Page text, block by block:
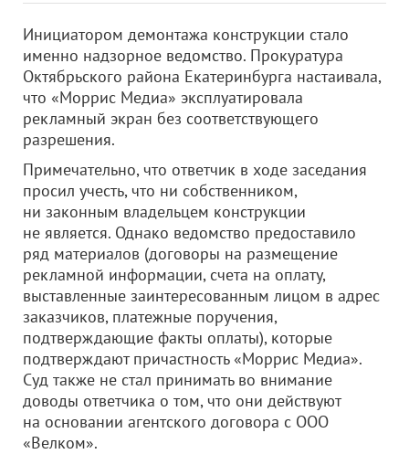
Инициатором демонтажа конструкции стало
именно надзорное ведомство. Прокуратура
Октябрьского района Екатеринбурга настаивала,
что «Моррис Медиа» эксплуатировала
рекламный экран без соответствующего
разрешения.
Примечательно, что ответчик в ходе заседания
просил учесть, что ни собственником,
ни законным владельцем конструкции
не является. Однако ведомство предоставило
ряд материалов (договоры на размещение
рекламной информации, счета на оплату,
выставленные заинтересованным лицом в адрес
заказчиков, платежные поручения,
подтверждающие факты оплаты), которые
подтверждают причастность «Моррис Медиа».
Суд также не стал принимать во внимание
доводы ответчика о том, что они действуют
на основании агентского договора с ООО
«Велком».